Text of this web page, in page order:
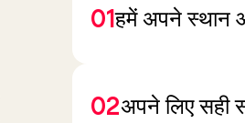
01हमें अपने स्थान
02अपने लिए सही